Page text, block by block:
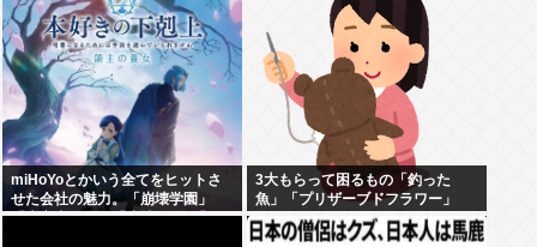
miHoYoとかいう全てをヒットさ
せた会社の魅力。「崩壊学園」
「未定事件簿」「崩壊3rd」「原
3大もらって困るもの「釣った
魚」「プリザーブドフラワー」